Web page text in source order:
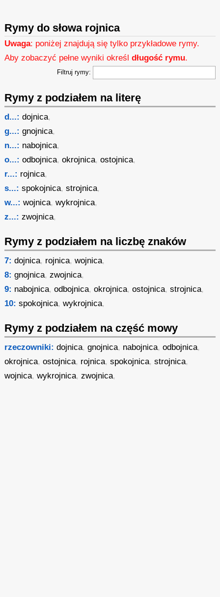
Rymy do słowa rojnica
Uwaga: poniżej znajdują się tylko przykładowe rymy.
Aby zobaczyć pełne wyniki określdługość rymu.
Filtruj rymy:
Rymy z podziałem na literę
d...: dojnica,
g...: gnojnica,
n...: nabojnica,
o...: odbojnica,okrojnica,ostojnica,
r...: rojnica,
s...: spokojnica,strojnica,
w...: wojnica,wykrojnica,
z...: zwojnica,
Rymy z podziałem na liczbę znaków
7: dojnica, rojnica,wojnica,
8: gnojnica,zwojnica,
9: nabojnica,odbojnica,okrojnica,ostojnica,strojnica,
10: spokojnica,wykrojnica,
Rymy z podziałem na część mowy
rzeczowniki: dojnica,gnojnica, nabojnica,odbojnica,
okrojnica,ostojnica, rojnica,spokojnica,strojnica,
wojnica,wykrojnica,zwojnica,